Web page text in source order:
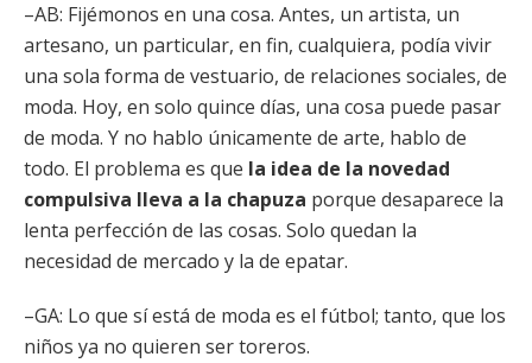
–AB: Fijémonos en una cosa. Antes, un artista, un
artesano, un particular, en fin, cualquiera, podía vivir
una sola forma de vestuario, de relaciones sociales, de
moda. Hoy, en solo quince días, una cosa puede pasar
de moda. Y no hablo únicamente de arte, hablo de
todo. El problema es que la idea de la novedad
compulsiva lleva a la chapuza porque desaparece la
lenta perfección de las cosas. Solo quedan la
necesidad de mercado y la de epatar.
–GA: Lo que sí está de moda es el fútbol; tanto, que los
niños ya no quieren ser toreros.